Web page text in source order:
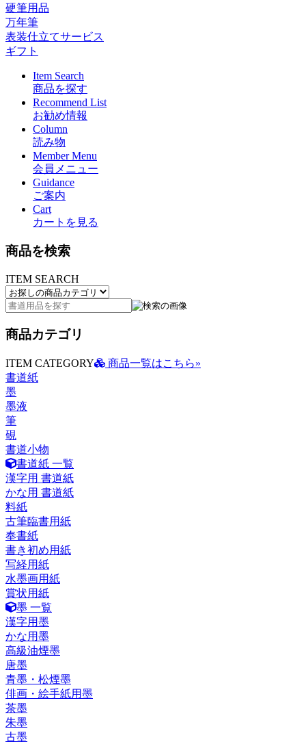
硬筆用品
万年筆
表装仕立てサービス
ギフト
Item Search
商品を探す
Recommend List
お勧め情報
Column
読み物
Member Menu
会員メニュー
Guidance
ご案内
Cart
カートを見る
商品を検索
ITEM SEARCH
商品カテゴリ
ITEM CATEGORY
商品一覧はこちら»
書道紙
墨
墨液
筆
硯
書道小物
書道紙 一覧
漢字用 書道紙
かな用 書道紙
料紙
古筆臨書用紙
奉書紙
書き初め用紙
写経用紙
水墨画用紙
賞状用紙
墨 一覧
漢字用墨
かな用墨
高級油煙墨
唐墨
青墨・松煙墨
俳画・絵手紙用墨
茶墨
朱墨
古墨